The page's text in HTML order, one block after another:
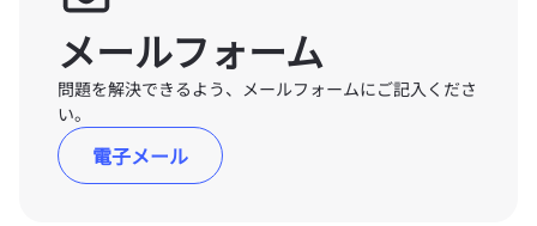
メールフォーム
問題を解決できるよう、メールフォームにご記入くださ
い。
電子メール